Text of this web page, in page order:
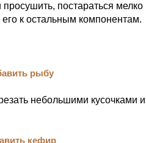
постараться мелко
к остальным компонентам.
небольшими кусочками и